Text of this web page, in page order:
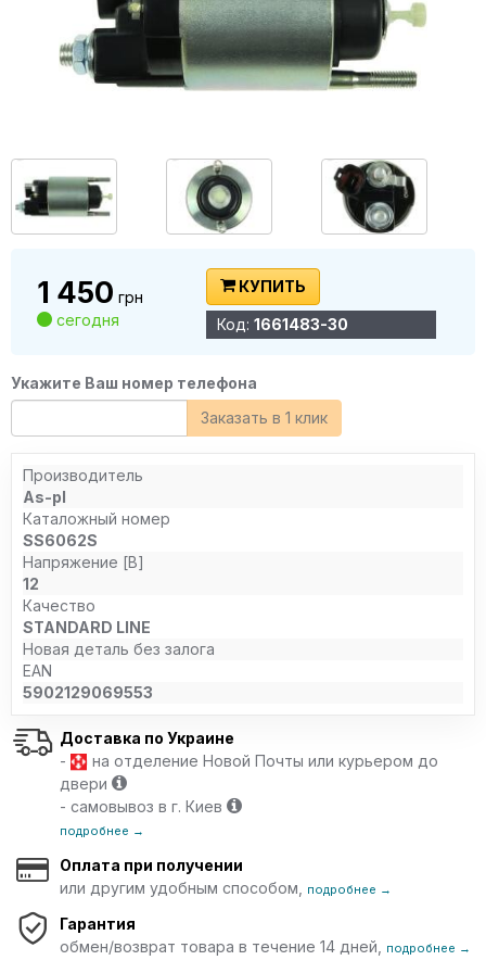
1 450 грн
сегодня
КУПИТЬ
Код: 1661483-30
Укажите Ваш номер телефона
Заказать в 1 клик
Производитель
As-pl
Каталожный номер
SS6062S
Напряжение [В]
12
Качество
STANDARD LINE
Новая деталь без залога
EAN
5902129069553
Доставка по Украине
-
на отделение Новой Почты или курьером до
двери
- самовывоз в г. Киев
подробнее →
Оплата при получении
или другим удобным способом,
подробнее →
Гарантия
обмен/возврат товара в течение 14 дней,
подробнее →